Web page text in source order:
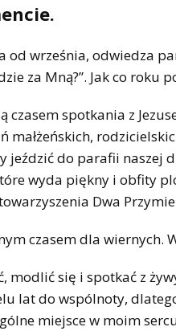
od września, odwiedza
za Mną?”. Jak co roku
czasem spotkania z
małżeńskich,
jeździć do parafii naszej
wyda piękny i obfity
Dwa
czasem dla wiernych.
modlić się i spotkać z
lat do wspólnoty,
miejsce w moim